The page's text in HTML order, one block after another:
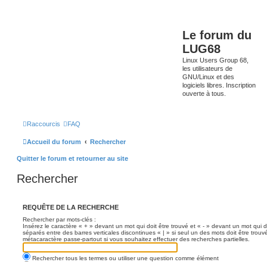
Le forum du
LUG68
Linux Users Group 68,
les utilisateurs de
GNU/Linux et des
logiciels libres. Inscription
ouverte à tous.
Raccourcis FAQ
Accueil du forum Rechercher
Quitter le forum et retourner au site
Rechercher
REQUÊTE DE LA RECHERCHE
Rechercher par mots-clés :
Insérez le caractère « + » devant un mot qui doit être trouvé et « - » devant un mot qui
séparés entre des barres verticales discontinues « | » si seul un des mots doit être
métacaractère passe-partout si vous souhaitez effectuer des recherches partielles.
Rechercher tous les termes ou utiliser une question comme élément